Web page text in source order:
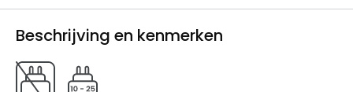
Beschrijving en kenmerken